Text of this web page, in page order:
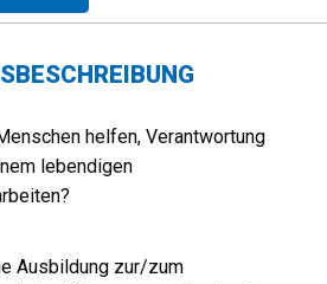
helfen, Verantwortung
lebendigen
Ausbildung zur/zum